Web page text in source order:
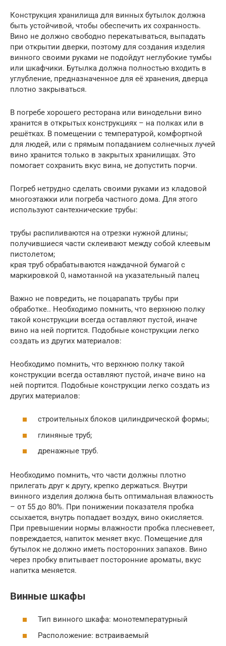
Конструкция хранилища для винных бутылок должна
быть устойчивой, чтобы обеспечить их сохранность.
Вино не должно свободно перекатываться, выпадать
при открытии дверки, поэтому для создания изделия
винного своими руками не подойдут неглубокие тумбы
или шкафчики. Бутылка должна полностью входить в
углубление, предназначенное для её хранения, дверца
плотно закрываться.
В погребе хорошего ресторана или винодельни вино
хранится в открытых конструкциях – на полках или в
решётках. В помещении с температурой, комфортной
для людей, или с прямым попаданием солнечных лучей
вино хранится только в закрытых хранилищах. Это
помогает сохранить вкус вина, не допустить порчи.
Погреб нетрудно сделать своими руками из кладовой
многоэтажки или погреба частного дома. Для этого
используют сантехнические трубы:
трубы распиливаются на отрезки нужной длины;
получившиеся части склеивают между собой клеевым
пистолетом;
края труб обрабатываются наждачной бумагой с
маркировкой 0, намотанной на указательный палец
Важно не повредить, не поцарапать трубы при
обработке.. Необходимо помнить, что верхнюю полку
такой конструкции всегда оставляют пустой, иначе
вино на ней портится. Подобные конструкции легко
создать из других материалов:
Необходимо помнить, что верхнюю полку такой
конструкции всегда оставляют пустой, иначе вино на
ней портится. Подобные конструкции легко создать из
других материалов:
строительных блоков цилиндрической формы;
глиняные труб;
дренажные труб.
Необходимо помнить, что части должны плотно
прилегать друг к другу, крепко держаться. Внутри
винного изделия должна быть оптимальная влажность
– от 55 до 80%. При понижении показателя пробка
ссыхается, внутрь попадает воздух, вино окисляется.
При превышении нормы влажности пробка плесневеет,
повреждается, напиток меняет вкус. Помещение для
бутылок не должно иметь посторонних запахов. Вино
через пробку впитывает посторонние ароматы, вкус
напитка меняется.
Винные шкафы
Тип винного шкафа: монотемпературный
Расположение: встраиваемый